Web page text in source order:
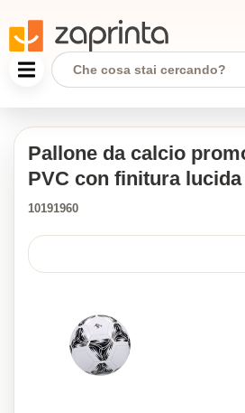
Pallone da calcio
PVC con finitura
10191960